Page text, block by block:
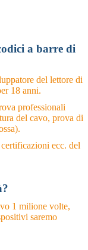
a barre di
del lettore di
18 anni.
professionali
del cavo, prova di
ecc. del
1 milione volte,
saremo